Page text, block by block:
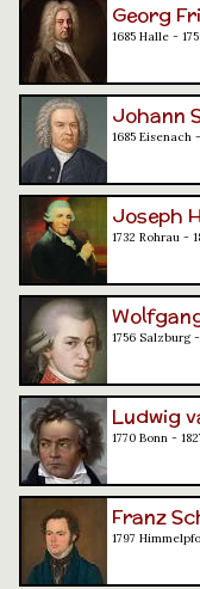
Georg
1685 Halle -
Johann
1685 Eisenach
Joseph
1732 Rohrau -
1756 Salzburg
Ludwig
1770 Bonn -
Franz
1797